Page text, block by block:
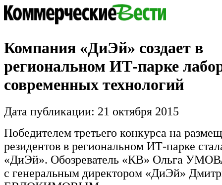
Компания «ДиЭй» создает в
региональном ИТ-парке
современных технологий
Дата публикации: 21 октября 2015
Победителем третьего конкурса на
резидентов в региональном ИТ-парке
«ДиЭй». Обозреватель «КВ» Ольга
с генеральным директором «ДиЭй»